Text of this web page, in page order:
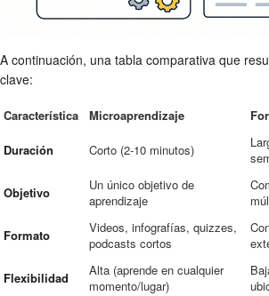
A continuación, una tabla comparativa que
clave:
Característica Microaprendizaje
Duración Corto (2-10 minutos)
Objetivo
Un único objetivo de
aprendizaje
Formato
Videos, infografías, quizzes,
podcasts cortos
Flexibilidad
Alta (aprende en cualquier
momento/lugar)